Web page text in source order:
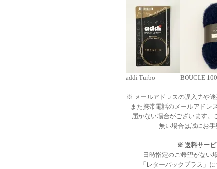
addi Turbo BOUCLE 100
※ メールアドレスの誤入力や
また携帯電話のメールアドレ
届かない場合がございます
無い場合は誠にお
※ 送料サービ
日時指定のご希望がない
「レターパックプラス」